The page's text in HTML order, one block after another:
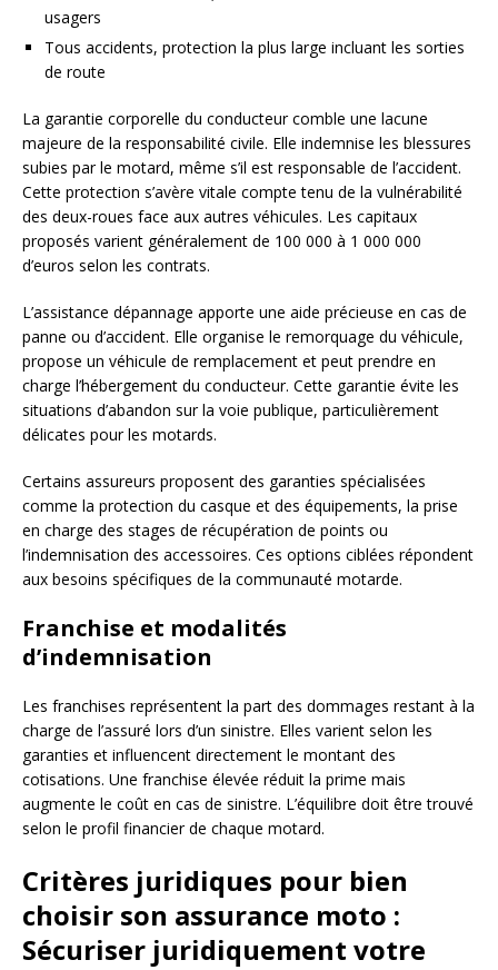
usagers
Tous accidents, protection la plus large incluant les sorties
de route
La garantie corporelle du conducteur comble une lacune
majeure de la responsabilité civile. Elle indemnise les blessures
subies par le motard, même s’il est responsable de l’accident.
Cette protection s’avère vitale compte tenu de la vulnérabilité
des deux-roues face aux autres véhicules. Les capitaux
proposés varient généralement de 100 000 à 1 000 000
d’euros selon les contrats.
L’assistance dépannage apporte une aide précieuse en cas de
panne ou d’accident. Elle organise le remorquage du véhicule,
propose un véhicule de remplacement et peut prendre en
charge l’hébergement du conducteur. Cette garantie évite les
situations d’abandon sur la voie publique, particulièrement
délicates pour les motards.
Certains assureurs proposent des garanties spécialisées
comme la protection du casque et des équipements, la prise
en charge des stages de récupération de points ou
l’indemnisation des accessoires. Ces options ciblées répondent
aux besoins spécifiques de la communauté motarde.
Franchise et modalités
d’indemnisation
Les franchises représentent la part des dommages restant à la
charge de l’assuré lors d’un sinistre. Elles varient selon les
garanties et influencent directement le montant des
cotisations. Une franchise élevée réduit la prime mais
augmente le coût en cas de sinistre. L’équilibre doit être trouvé
selon le profil financier de chaque motard.
Critères juridiques pour bien
choisir son assurance moto :
Sécuriser juridiquement votre